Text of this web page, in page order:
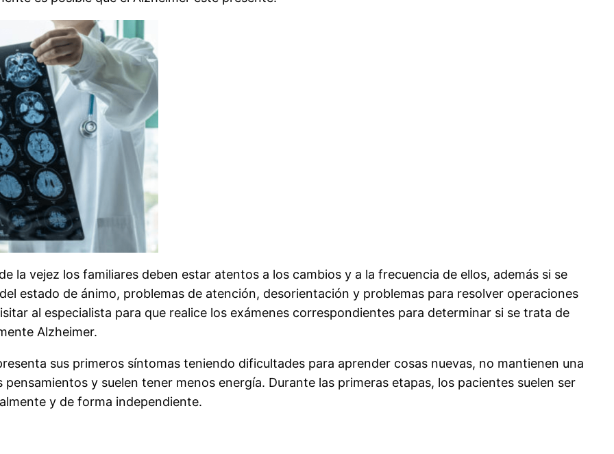
la vejez los familiares deben estar atentos a los cambios y a la frecuencia de ellos, además si se
estado de ánimo, problemas de atención, desorientación y problemas para resolver operaciones
al especialista para que realice los exámenes correspondientes para determinar si se trata de
Alzheimer.
sus primeros síntomas teniendo dificultades para aprender cosas nuevas, no mantienen una
y suelen tener menos energía. Durante las primeras etapas, los pacientes suelen ser
y de forma independiente.